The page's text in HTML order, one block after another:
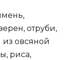
отруби,
овсяной
риса,